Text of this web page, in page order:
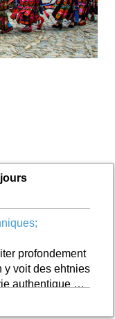
profondement
y voit des ehtnies
authentique et